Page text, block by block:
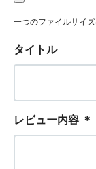
一つのファイルサイ
タイトル
レビュー内容 ＊